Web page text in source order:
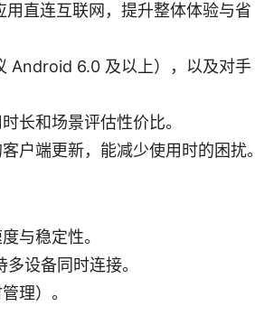
直连互联网，提升整体体验与省
Android 6.0 及以上），以及对手
长和场景评估性价比。
户端更新，能减少使用时的困扰。
与稳定性。
设备同时连接。
理）。